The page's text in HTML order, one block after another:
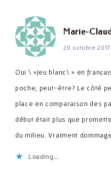
Marie-
20 octobre 2017
Oui \ »Jeu blanc\ » en
poche, peut-être? Le côté
place en comparaison des
début était plus que
du milieu. Vraiment
Loading...